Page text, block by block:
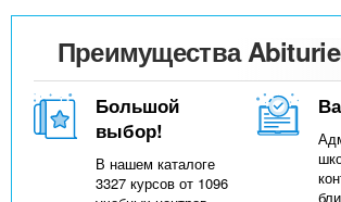
Преимущества
Большой
выбор!
В нашем каталоге
3327 курсов от 1096